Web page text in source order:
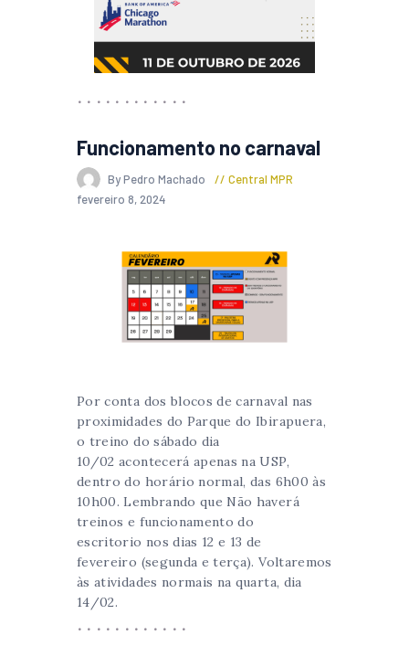
Funcionamento no carnaval
By Pedro Machado
Central MPR
fevereiro 8, 2024
Por conta dos blocos de carnaval nas
proximidades do Parque do Ibirapuera,
o treino do sábado dia
10/02 acontecerá apenas na USP,
dentro do horário normal, das 6h00 às
10h00. Lembrando que Não haverá
treinos e funcionamento do
escritorio nos dias 12 e 13 de
fevereiro (segunda e terça). Voltaremos
às atividades normais na quarta, dia
14/02.